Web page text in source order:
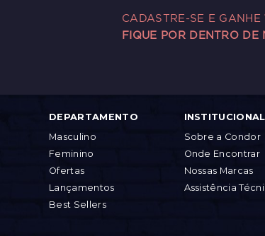
CADASTRE-SE E GANHE
FIQUE POR DENTRO DE
DEPARTAMENTO
Masculino
Feminino
Ofertas
Lançamentos
Best Sellers
INSTITUCIONAL
Sobre a Condor
Onde Encontrar
Nossas Marcas
Assistência